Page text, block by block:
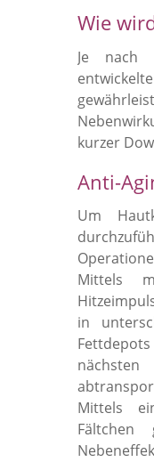
Wie
Je nach
kurzer
Anti-
Um
Mittels
in
Mittels